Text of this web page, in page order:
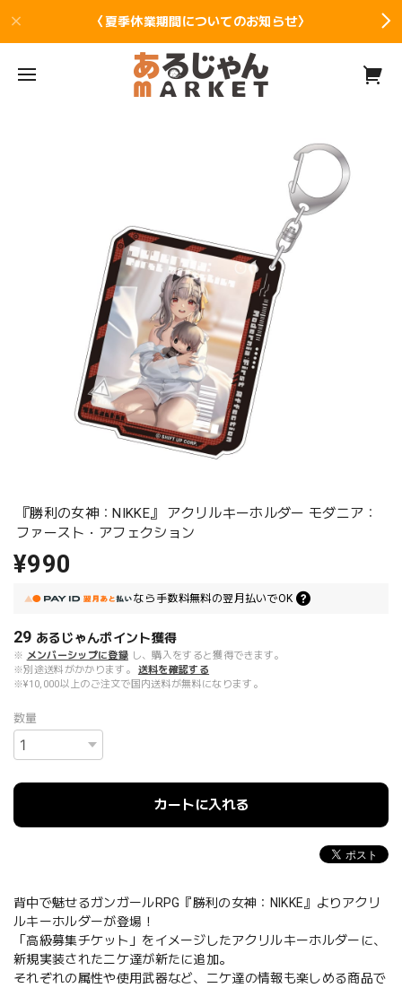
〈夏季休業期間についてのお知らせ〉
『勝利の女神：NIKKE』 アクリルキーホルダー モダニア：
ファースト・アフェクション
¥990
なら 手数料無料の翌月払いでOK
29 あるじゃんポイント獲得
※ メンバーシップに登録 し、購入をすると獲得できます。
※別途送料がかかります。
送料を確認する
※¥10,000以上のご注文で国内送料が無料になります。
数量
カートに入れる
背中で魅せるガンガールRPG『勝利の女神：NIKKE』よりアクリ
ルキーホルダーが登場！
「高級募集チケット」をイメージしたアクリルキーホルダーに、
新規実装されたニケ達が新たに追加。
それぞれの属性や使用武器など、ニケ達の情報も楽しめる商品で